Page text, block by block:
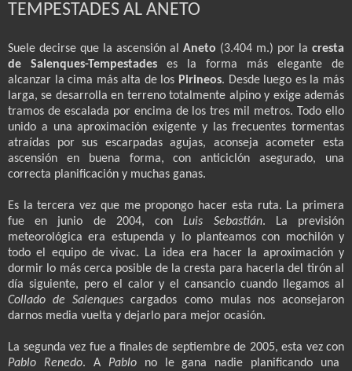
TEMPESTADES AL ANETO
Suele decirse que la ascensión al Aneto (3.404 m.) por la cresta
de Salenques-Tempestades es la forma más elegante de
alcanzar la cima más alta de los Pirineos. Desde luego es la más
larga, se desarrolla en terreno totalmente alpino y exige además
tramos de escalada por encima de los tres mil metros. Todo ello
unido a una aproximación exigente y las frecuentes tormentas
atraídas por sus escarpadas agujas, aconseja acometer esta
ascensión en buena forma, con anticiclón asegurado, una
correcta planificación y muchas ganas.
Es la tercera vez que me propongo hacer esta ruta. La primera
fue en junio de 2004, conLuis Sebastián. La previsión
meteorológica era estupenda y lo planteamos con mochilón y
todo el equipo de vivac. La idea era hacer la aproximación y
dormir lo más cerca posible de la cresta para hacerla del tirón al
día siguiente, pero el calor y el cansancio cuando llegamos al
Collado de Salenques cargados como mulas nos aconsejaron
darnos media vuelta y dejarlo para mejor ocasión.
La segunda vez fue a finales de septiembre de 2005, esta vez con
Pablo Renedo. A Pablo no le gana nadie planificando una